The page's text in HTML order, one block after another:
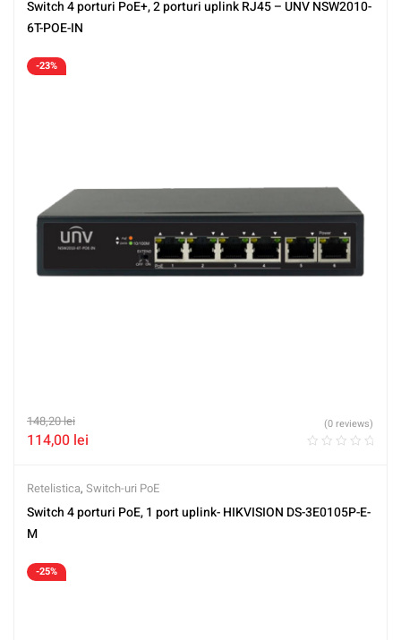
Switch 4 porturi PoE+, 2 porturi uplink RJ45 – UNV NSW2010-
6T-POE-IN
-23%
148,20lei
114,00 lei
(0 reviews)
Retelistica, Switch-uri PoE
Switch 4 porturi PoE, 1 port uplink- HIKVISION DS-3E0105P-E-
M
-25%